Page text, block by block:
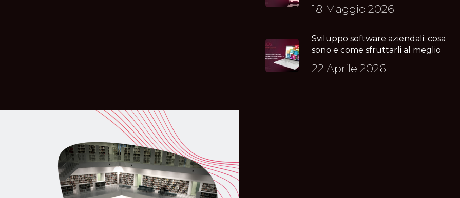
18 Maggio 2026
Sviluppo software aziendali: cosa
sono e come sfruttarli al meglio
22 Aprile 2026